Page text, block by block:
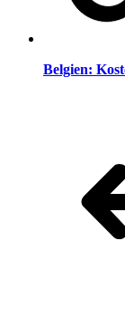
Belgien: